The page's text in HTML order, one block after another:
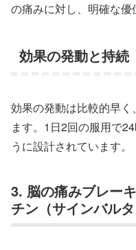
の痛みに対し、明確な優
効果の発動と持続
効果の発動は比較的早
ます。1日2回の服用で
うに設計されています。
3. 脳の痛みブレー
チン（サインバルタ